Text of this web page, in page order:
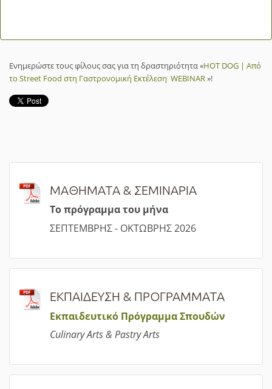
Ενημερώστε τους φίλους σας για τη δραστηριότητα «HOT DOG | Από
το Street Food στη Γαστρονομική Εκτέλεση WEBINAR»!
ΜΑΘΗΜΑΤΑ & ΣΕΜΙΝΑΡΙΑ
Το πρόγραμμα του μήνα
ΣΕΠΤΕΜΒΡΗΣ - ΟΚΤΩΒΡΗΣ 2026
ΕΚΠΑΙΔΕΥΣΗ & ΠΡΟΓΡΑΜΜΑΤΑ
Εκπαιδευτικό Πρόγραμμα Σπουδών
Culinary Arts & Pastry Arts